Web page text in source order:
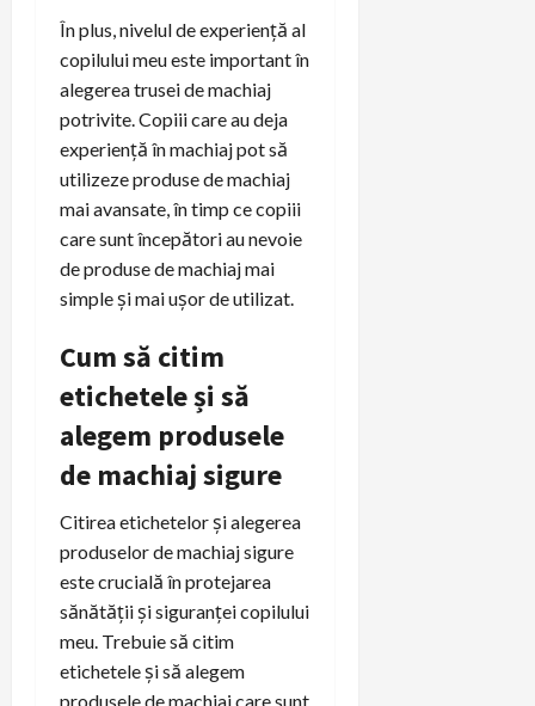
În plus, nivelul de experiență al
copilului meu este important în
alegerea trusei de machiaj
potrivite. Copiii care au deja
experiență în machiaj pot să
utilizeze produse de machiaj
mai avansate, în timp ce copiii
care sunt începători au nevoie
de produse de machiaj mai
simple și mai ușor de utilizat.
Cum să citim
etichetele și să
alegem produsele
de machiaj sigure
Citirea etichetelor și alegerea
produselor de machiaj sigure
este crucială în protejarea
sănătății și siguranței copilului
meu. Trebuie să citim
etichetele și să alegem
produsele de machiaj care sunt